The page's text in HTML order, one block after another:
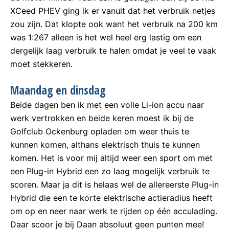
XCeed PHEV ging ik er vanuit dat het verbruik netjes
zou zijn. Dat klopte ook want het verbruik na 200 km
was 1:267 alleen is het wel heel erg lastig om een
dergelijk laag verbruik te halen omdat je veel te vaak
moet stekkeren.
Maandag en dinsdag
Beide dagen ben ik met een volle Li-ion accu naar
werk vertrokken en beide keren moest ik bij de
Golfclub Ockenburg opladen om weer thuis te
kunnen komen, althans elektrisch thuis te kunnen
komen. Het is voor mij altijd weer een sport om met
een Plug-in Hybrid een zo laag mogelijk verbruik te
scoren. Maar ja dit is helaas wel de allereerste Plug-in
Hybrid die een te korte elektrische actieradius heeft
om op en neer naar werk te rijden op één acculading.
Daar scoor je bij Daan absoluut geen punten mee!